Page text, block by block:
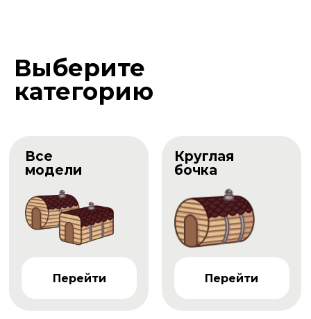
Выберите
категорию
Все
модели
Перейти
Круглая
бочка
Перейти